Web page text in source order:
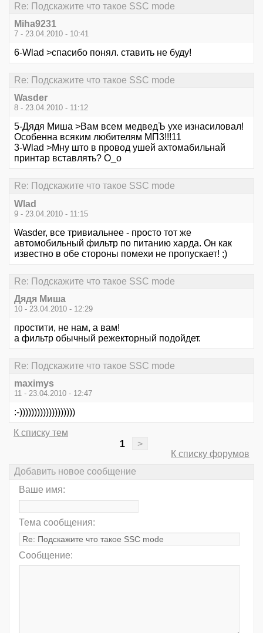
Re: Подскажите что такое SSC mode
Miha9231
7 - 23.04.2010 - 10:41
6-Wlad >спасибо понял. ставить не буду!
Re: Подскажите что такое SSC mode
Wasder
8 - 23.04.2010 - 11:12
5-Дядя Миша >Вам всем медведЪ ухе изнасиловал!
Особенна всяким любителям МП3!!!11
3-Wlad >Мну што в провод ушей ахтомабильнай
принтар вставлять? О_о
Re: Подскажите что такое SSC mode
Wlad
9 - 23.04.2010 - 11:15
Wasder, все тривиальнее - просто тот же
автомобильный фильтр по питанию харда. Он как
известно в обе стороны помехи не пропускает! ;)
Re: Подскажите что такое SSC mode
Дядя Миша
10 - 23.04.2010 - 12:29
простити, не нам, а вам!
а фильтр обычный режекторный подойдет.
Re: Подскажите что такое SSC mode
maximys
11 - 23.04.2010 - 12:47
:-)))))))))))))))))))
К списку тем
1
>
К списку форумов
Добавить новое сообщение
Ваше имя:
Тема сообщения:
Сообщение: